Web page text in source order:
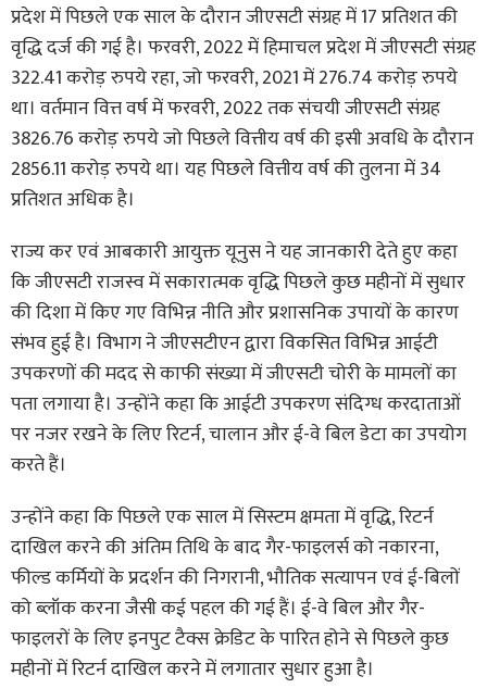
प्रदेश में पिछले एक साल के दौरान जीएसटी संग्रह में 17 प्रतिशत की
वृद्धि दर्ज की गई है। फरवरी, 2022 में हिमाचल प्रदेश में जीएसटी संग्रह
322.41 करोड़ रुपये रहा, जो फरवरी, 2021 में 276.74 करोड़ रुपये
था। वर्तमान वित्त वर्ष में फरवरी, 2022 तक संचयी जीएसटी संग्रह
3826.76 करोड़ रुपये जो पिछले वित्तीय वर्ष की इसी अवधि के दौरान
2856.11 करोड़ रुपये था। यह पिछले वित्तीय वर्ष की तुलना में 34
प्रतिशत अधिक है।
राज्य कर एवं आबकारी आयुक्त यूनुस ने यह जानकारी देते हुए कहा
कि जीएसटी राजस्व में सकारात्मक वृद्धि पिछले कुछ महीनों में सुधार
की दिशा में किए गए विभिन्न नीति और प्रशासनिक उपायों के कारण
संभव हुई है। विभाग ने जीएसटीएन द्वारा विकसित विभिन्न आईटी
उपकरणों की मदद से काफी संख्या में जीएसटी चोरी के मामलों का
पता लगाया है। उन्होंने कहा कि आईटी उपकरण संदिग्ध करदाताओं
पर नजर रखने के लिए रिटर्न, चालान और ई-वे बिल डेटा का उपयोग
करते हैं।
उन्होंने कहा कि पिछले एक साल में सिस्टम क्षमता में वृद्धि, रिटर्न
दाखिल करने की अंतिम तिथि के बाद गैर-फाइलर्स को नकारना,
फील्ड कर्मियों के प्रदर्शन की निगरानी, भौतिक सत्यापन एवं ई-बिलों
को ब्लॉक करना जैसी कई पहल की गई हैं। ई-वे बिल और गैर-
फाइलरों के लिए इनपुट टैक्स क्रेडिट के पारित होने से पिछले कुछ
महीनों में रिटर्न दाखिल करने में लगातार सुधार हुआ है।